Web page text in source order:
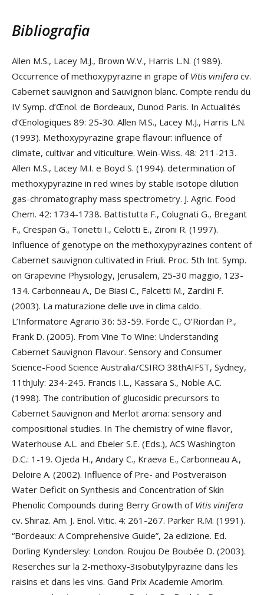
Bibliografia
Allen M.S., Lacey M.J., Brown W.V., Harris L.N. (1989).
Occurrence of methoxypyrazine in grape of Vitis vinifera cv.
Cabernet sauvignon and Sauvignon blanc. Compte rendu du
IV Symp. d’Œnol. de Bordeaux, Dunod Paris. In Actualités
d’Œnologiques 89: 25-30. Allen M.S., Lacey M.J., Harris L.N.
(1993). Methoxypyrazine grape flavour: influence of
climate, cultivar and viticulture. Wein-Wiss. 48: 211-213.
Allen M.S., Lacey M.I. e Boyd S. (1994). determination of
methoxypyrazine in red wines by stable isotope dilution
gas-chromatography mass spectrometry. J. Agric. Food
Chem. 42: 1734-1738. Battistutta F., Colugnati G., Bregant
F., Crespan G., Tonetti I., Celotti E., Zironi R. (1997).
Influence of genotype on the methoxypyrazines content of
Cabernet sauvignon cultivated in Friuli. Proc. 5th Int. Symp.
on Grapevine Physiology, Jerusalem, 25-30 maggio, 123-
134. Carbonneau A., De Biasi C., Falcetti M., Zardini F.
(2003). La maturazione delle uve in clima caldo.
L’Informatore Agrario 36: 53-59. Forde C., O’Riordan P.,
Frank D. (2005). From Vine To Wine: Understanding
Cabernet Sauvignon Flavour. Sensory and Consumer
Science-Food Science Australia/CSIRO 38thAIFST, Sydney,
11thJuly: 234-245. Francis I.L., Kassara S., Noble A.C.
(1998). The contribution of glucosidic precursors to
Cabernet Sauvignon and Merlot aroma: sensory and
compositional studies. In The chemistry of wine flavor,
Waterhouse A.L. and Ebeler S.E. (Eds.), ACS Washington
D.C.: 1-19. Ojeda H., Andary C., Kraeva E., Carbonneau A.,
Deloire A. (2002). Influence of Pre- and Postveraison
Water Deficit on Synthesis and Concentration of Skin
Phenolic Compounds during Berry Growth of Vitis vinifera
cv. Shiraz. Am. J. Enol. Vitic. 4: 261-267. Parker R.M. (1991).
“Bordeaux: A Comprehensive Guide”, 2a edizione. Ed.
Dorling Kyndersley: London. Roujou De Boubée D. (2003).
Reserches sur la 2-methoxy-3isobutylpyrazine dans les
raisins et dans les vins. Gand Prix Academie Amorim.